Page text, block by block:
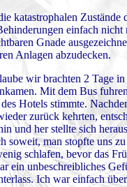
katastrophalen
einfach
Gnade
Anlagen abzudecken.
wir brachten 2 Tage
Mit dem Bus
Hotels stimmte.
zurück kehrten,
und her stellte sich
soweit, man stopfte uns
schlafen, bevor das
ein unbeschreibliches
Ich war einfach